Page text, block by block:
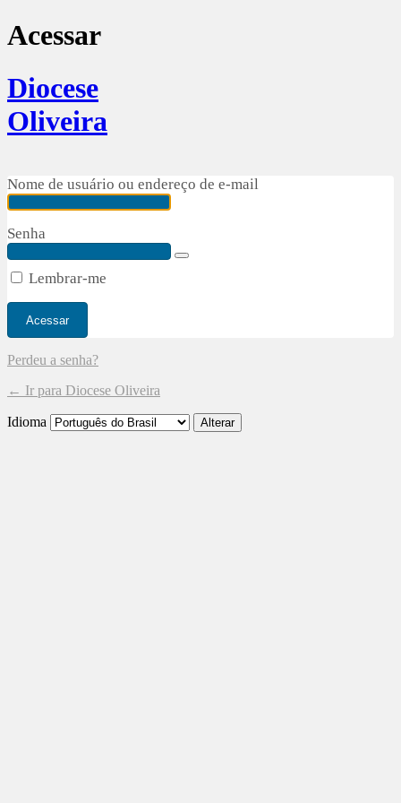
Acessar
Diocese
Oliveira
Nome de usuário ou endereço de e-mail
Senha
Lembrar-me
Perdeu a senha?
← Ir para Diocese Oliveira
Idioma